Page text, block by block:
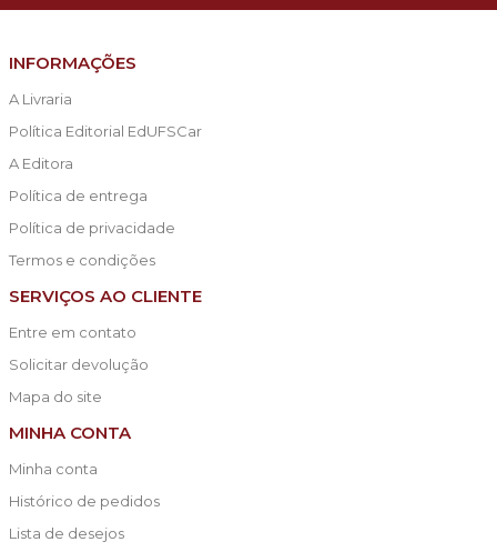
INFORMAÇÕES
A Livraria
Política Editorial EdUFSCar
A Editora
Política de entrega
Política de privacidade
Termos e condições
SERVIÇOS AO CLIENTE
Entre em contato
Solicitar devolução
Mapa do site
MINHA CONTA
Minha conta
Histórico de pedidos
Lista de desejos